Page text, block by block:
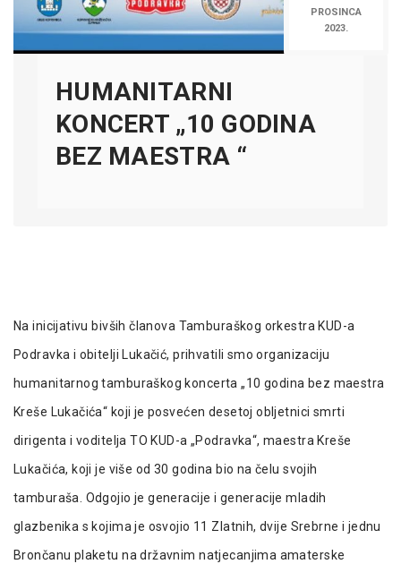
PROSINCA
2023.
HUMANITARNI
KONCERT „10 GODINA
BEZ MAESTRA “
Na inicijativu bivših članova Tamburaškog orkestra KUD-a
Podravka i obitelji Lukačić, prihvatili smo organizaciju
humanitarnog tamburaškog koncerta „10 godina bez maestra
Kreše Lukačića“ koji je posvećen desetoj obljetnici smrti
dirigenta i voditelja TO KUD-a „Podravka“, maestra Kreše
Lukačića, koji je više od 30 godina bio na čelu svojih
tamburaša. Odgojio je generacije i generacije mladih
glazbenika s kojima je osvojio 11 Zlatnih, dvije Srebrne i jednu
Brončanu plaketu na državnim natjecanjima amaterske